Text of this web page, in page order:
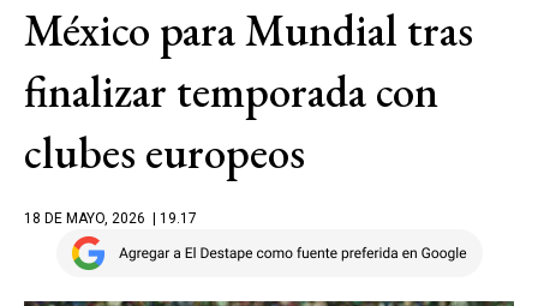
México para Mundial tras
finalizar temporada con
clubes europeos
18 DE MAYO, 2026 | 19.17